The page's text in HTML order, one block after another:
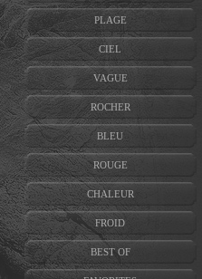
PLAGE
CIEL
VAGUE
ROCHER
BLEU
ROUGE
CHALEUR
FROID
BEST OF